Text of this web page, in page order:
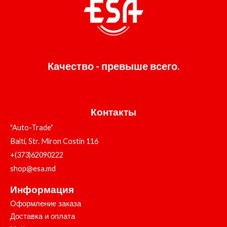
Качество - превыше всего.
Контакты
"Auto-Trade"
Balti, Str. Miron Costin 116
+(373)62090222
shop@esa.md
Информация
Оформление заказа
Доставка и оплата